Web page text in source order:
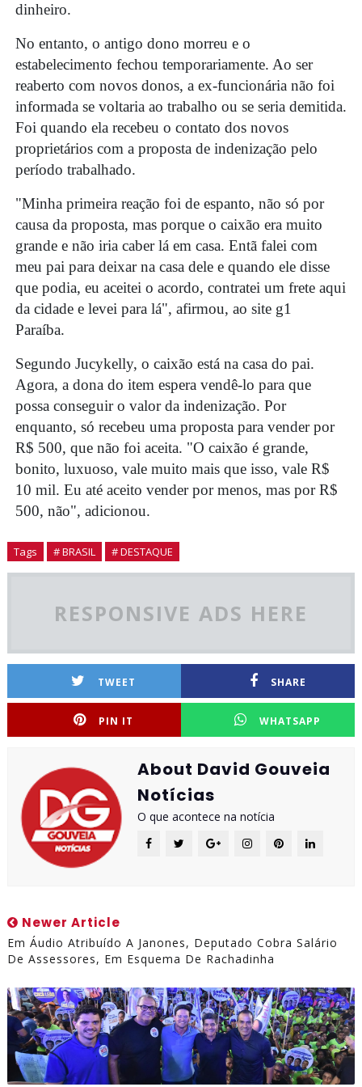
dinheiro.
No entanto, o antigo dono morreu e o
estabelecimento fechou temporariamente. Ao ser
reaberto com novos donos, a ex-funcionária não foi
informada se voltaria ao trabalho ou se seria demitida.
Foi quando ela recebeu o contato dos novos
proprietários com a proposta de indenização pelo
período trabalhado.
"Minha primeira reação foi de espanto, não só por
causa da proposta, mas porque o caixão era muito
grande e não iria caber lá em casa. Entã falei com
meu pai para deixar na casa dele e quando ele disse
que podia, eu aceitei o acordo, contratei um frete aqui
da cidade e levei para lá", afirmou, ao site g1
Paraíba.
Segundo Jucykelly, o caixão está na casa do pai.
Agora, a dona do item espera vendê-lo para que
possa conseguir o valor da indenização. Por
enquanto, só recebeu uma proposta para vender por
R$ 500, que não foi aceita. "O caixão é grande,
bonito, luxuoso, vale muito mais que isso, vale R$
10 mil. Eu até aceito vender por menos, mas por R$
500, não", adicionou.
Tags # BRASIL # DESTAQUE
RESPONSIVE ADS HERE
TWEET SHARE
PIN IT WHATSAPP
About David Gouveia
Notícias
O que acontece na notícia
Newer Article
Em Áudio Atribuído A Janones, Deputado Cobra Salário
De Assessores, Em Esquema De Rachadinha